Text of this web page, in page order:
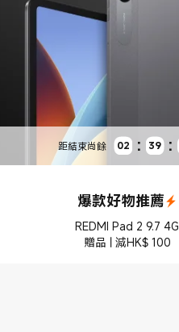
距結束尚餘 02 : 39 :
爆款好物推薦
REDMI Pad 2 9.7 4G
贈品 | 減HK$ 100